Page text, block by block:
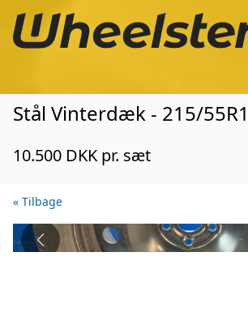
10.500 DKK pr. sæt
« Tilbage